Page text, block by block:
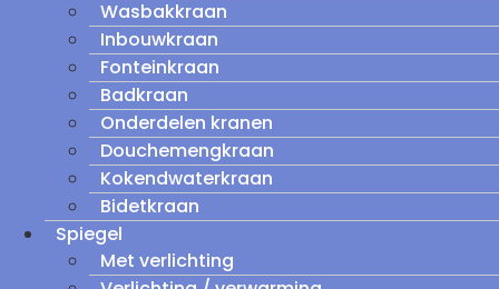
Wasbakkraan
Inbouwkraan
Fonteinkraan
Badkraan
Onderdelen kranen
Douchemengkraan
Kokendwaterkraan
Bidetkraan
Spiegel
Met verlichting